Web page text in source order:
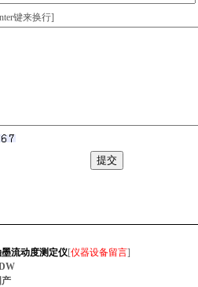
键来换行]
流动度测定仪[仪器设备留言]
产